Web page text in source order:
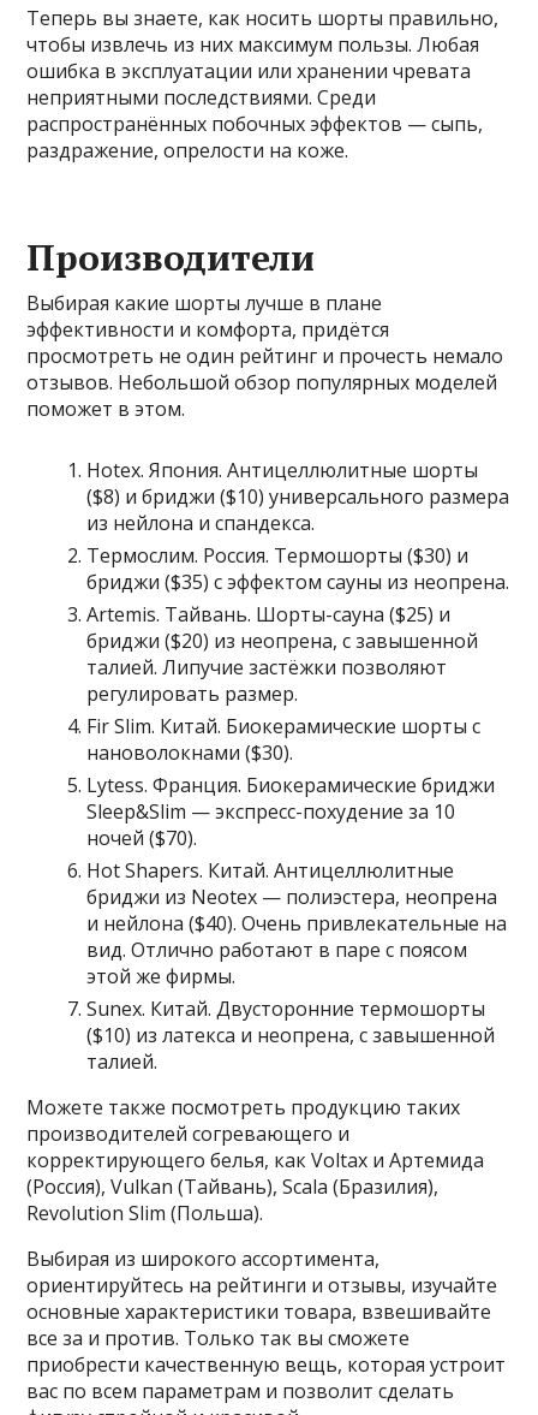
Теперь вы знаете, как носить шорты правильно,
чтобы извлечь из них максимум пользы. Любая
ошибка в эксплуатации или хранении чревата
неприятными последствиями. Среди
распространённых побочных эффектов — сыпь,
раздражение, опрелости на коже.
Производители
Выбирая какие шорты лучше в плане
эффективности и комфорта, придётся
просмотреть не один рейтинг и прочесть немало
отзывов. Небольшой обзор популярных моделей
поможет в этом.
Hotex. Япония. Антицеллюлитные шорты
($8) и бриджи ($10) универсального размера
из нейлона и спандекса.
Термослим. Россия. Термошорты ($30) и
бриджи ($35) с эффектом сауны из неопрена.
Artemis. Тайвань. Шорты-сауна ($25) и
бриджи ($20) из неопрена, с завышенной
талией. Липучие застёжки позволяют
регулировать размер.
Fir Slim. Китай. Биокерамические шорты с
нановолокнами ($30).
Lytess. Франция. Биокерамические бриджи
Sleep&Slim — экспресс-похудение за 10
ночей ($70).
Hot Shapers. Китай. Антицеллюлитные
бриджи из Neotex — полиэстера, неопрена
и нейлона ($40). Очень привлекательные на
вид. Отлично работают в паре с поясом
этой же фирмы.
Sunex. Китай. Двусторонние термошорты
($10) из латекса и неопрена, с завышенной
талией.
Можете также посмотреть продукцию таких
производителей согревающего и
корректирующего белья, как Voltax и Артемида
(Россия), Vulkan (Тайвань), Scala (Бразилия),
Revolution Slim (Польша).
Выбирая из широкого ассортимента,
ориентируйтесь на рейтинги и отзывы, изучайте
основные характеристики товара, взвешивайте
все за и против. Только так вы сможете
приобрести качественную вещь, которая устроит
вас по всем параметрам и позволит сделать